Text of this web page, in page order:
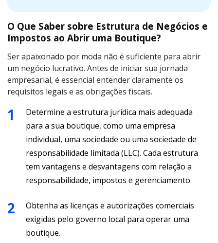
O Que Saber sobre Estrutura de Negócios e
Impostos ao Abrir uma Boutique?
Ser apaixonado por moda não é suficiente para abrir
um negócio lucrativo. Antes de iniciar sua jornada
empresarial, é essencial entender claramente os
requisitos legais e as obrigações fiscais.
Determine a estrutura jurídica mais adequada
para a sua boutique, como uma empresa
individual, uma sociedade ou uma sociedade de
responsabilidade limitada (LLC). Cada estrutura
tem vantagens e desvantagens com relação a
responsabilidade, impostos e gerenciamento.
Obtenha as licenças e autorizações comerciais
exigidas pelo governo local para operar uma
boutique.